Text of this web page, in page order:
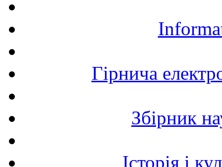
Гірнича
Збірник
Історія і